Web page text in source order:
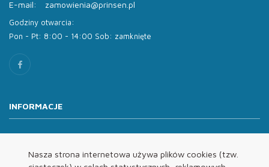
Nasza strona internetowa używa plików cookies (tzw.
E-mail:
zamowienia@prinsen.pl
Godziny otwarcia:
Pon - Pt: 8:00 - 14:00 Sob: zamknięte
INFORMACJE
Oferta